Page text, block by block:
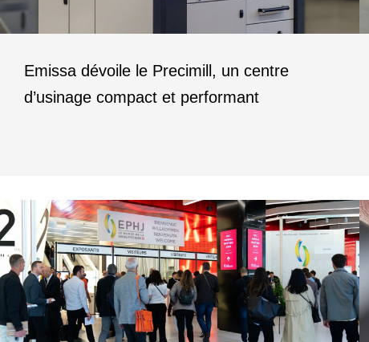
Emissa dévoile le Precimill, un centre
d’usinage compact et performant